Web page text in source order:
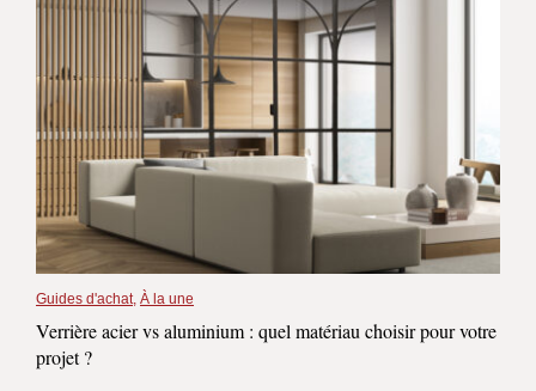
Guides d'achat, À la une
Verrière acier vs aluminium : quel matériau choisir pour votre
projet ?